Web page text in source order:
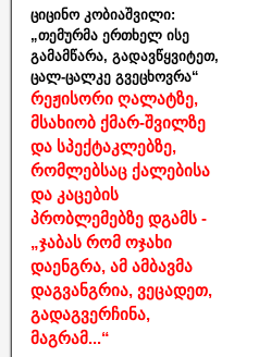
ციცინო კობიაშვილი:
„თემურმა ერთხელ ისე
გამამწარა, გადავწყვიტეთ,
ცალ-ცალკე გვეცხოვრა“
რეჟისორი ღალატზე,
მსახიობ ქმარ-შვილზე
და სპექტაკლებზე,
რომლებსაც ქალებისა
და კაცების
პრობლემებზე დგამს -
„ჯაბას რომ ოჯახი
დაენგრა, ამ ამბავმა
დაგვანგრია, ვეცადეთ,
გადაგვერჩინა,
მაგრამ...“